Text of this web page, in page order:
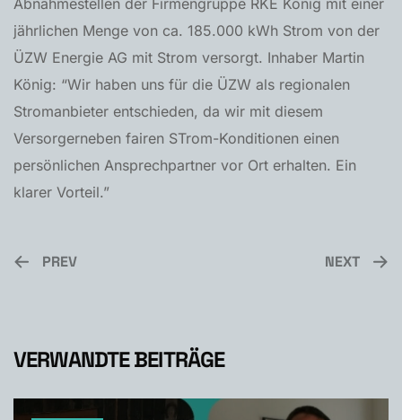
Abnahmestellen der Firmengruppe RKE König mit einer
jährlichen Menge von ca. 185.000 kWh Strom von der
ÜZW Energie AG mit Strom versorgt. Inhaber Martin
König: “Wir haben uns für die ÜZW als regionalen
Stromanbieter entschieden, da wir mit diesem
Versorgerneben fairen STrom-Konditionen einen
persönlichen Ansprechpartner vor Ort erhalten. Ein
klarer Vorteil.”
PREV NEXT
VERWANDTE BEITRÄGE